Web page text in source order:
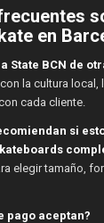
en
State BCN de
la cultura
cada cliente.
si
elegir tamaño,
pago aceptan?